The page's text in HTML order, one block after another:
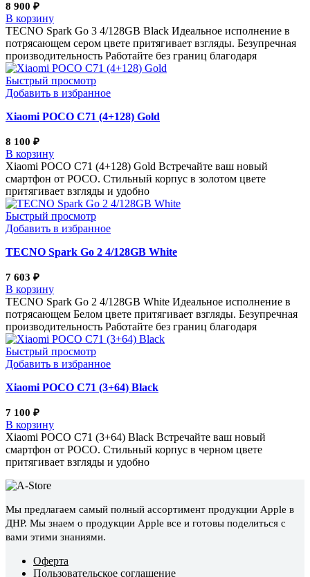
8 900 ₽
В корзину
TECNO Spark Go 3 4/128GB Black Идеальное исполнение в
потрясающем сером цвете притягивает взгляды. Безупречная
производительность Работайте без границ благодаря
Быстрый просмотр
Добавить в избранное
Xiaomi POCO C71 (4+128) Gold
8 100 ₽
В корзину
Xiaomi POCO C71 (4+128) Gold Встречайте ваш новый
смартфон от POCO. Стильный корпус в золотом цвете
притягивает взгляды и удобно
Быстрый просмотр
Добавить в избранное
TECNO Spark Go 2 4/128GB White
7 603 ₽
В корзину
TECNO Spark Go 2 4/128GB White Идеальное исполнение в
потрясающем Белом цвете притягивает взгляды. Безупречная
производительность Работайте без границ благодаря
Быстрый просмотр
Добавить в избранное
Xiaomi POCO C71 (3+64) Black
7 100 ₽
В корзину
Xiaomi POCO C71 (3+64) Black Встречайте ваш новый
смартфон от POCO. Стильный корпус в черном цвете
притягивает взгляды и удобно
Мы предлагаем самый полный ассортимент продукции Apple в
ДНР. Мы знаем о продукции Apple все и готовы поделиться с
вами этими знаниями.
Оферта
Пользовательское соглашение